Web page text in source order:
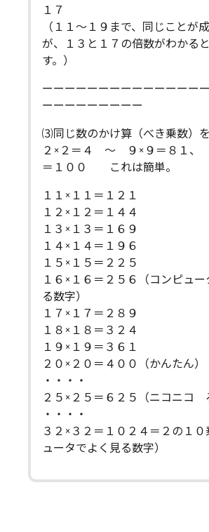
１７
（１１〜１９まで、同じことが
が、１３と１７の倍数がわかる
す。）
ーーーーーーーーーーーーーー
ーーーーーーーーー
⑶同じ数のかけ算（べき乗数）
２×２＝４ 〜 ９×９＝８１、
＝１００ これは簡単。
１１×１１＝１２１
１２×１２＝１４４
１３×１３＝１６９
１４×１４＝１９６
１５×１５＝２２５
１６×１６＝２５６（コンピュ
る数字）
１７×１７＝２８９
１８×１８＝３２４
１９×１９＝３６１
２０×２０＝４００（かんたん）
・・・・
２５×２５＝６２５（ニコニコ
・・・・
３２×３２＝１０２４＝２の１０
ュータでよく見る数字）